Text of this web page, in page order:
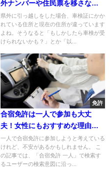
外ナンバーや住民票を移さなく
ても車検を通す方法とは
県外に引っ越しをした場合、車検証にかか
れている住所と現在の住所が違っています
よね。そうなると「もしかしたら車検が受
けられないかも？」とか「以...
免許
合宿免許は一人で参加も大丈
夫！女性にもおすすめな理由と
教習所を紹介
一人で合宿免許に参加しようと考えている
けれど、不安があるかもしれません。 こ
の記事では、「合宿免許 一人」で検索す
るユーザーの検索意図に沿っ...